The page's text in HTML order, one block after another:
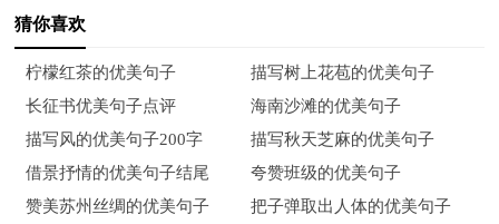
在我们身边，它随时都可能给我们带来意想不到的灾难。所以，
生活中我们必须处处留心，心系安全二字，只有这样我们的生活
才会更加精彩。
猜你喜欢
柠檬红茶的优美句子
描写树上花苞的优美句子
长征书优美句子点评
海南沙滩的优美句子
描写风的优美句子200字
描写秋天芝麻的优美句子
借景抒情的优美句子结尾
夸赞班级的优美句子
赞美苏州丝绸的优美句子
把子弹取出人体的优美句子